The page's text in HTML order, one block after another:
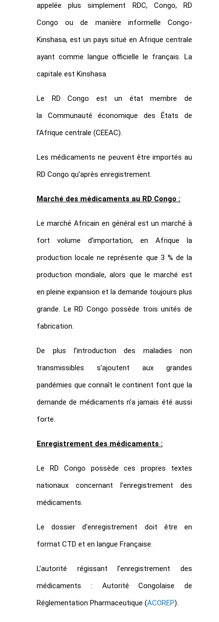
appelée plus simplement RDC, Congo, RD
Congo ou de manière informelle Congo-
Kinshasa, est un pays situé en Afrique centrale
ayant comme langue officielle le français. La
capitale est Kinshasa.
Le RD Congo est un état membre de
la Communauté économique des États de
l’Afrique centrale (CEEAC).
Les médicaments ne peuvent être importés au
RD Congo qu’après enregistrement.
Marché des médicaments au RD Congo :
Le marché Africain en général est un marché à
fort volume d’importation, en Afrique la
production locale ne représente que 3 % de la
production mondiale, alors que le marché est
en pleine expansion et la demande toujours plus
grande. Le RD Congo possède trois unités de
fabrication.
De plus l’introduction des maladies non
transmissibles s’ajoutent aux grandes
pandémies que connaît le continent font que la
demande de médicaments n’a jamais été aussi
forte.
Enregistrement des médicaments :
Le RD Congo possède ces propres textes
nationaux concernant l’enregistrement des
médicaments.
Le dossier d’enregistrement doit être en
format CTD et en langue Française.
L’autorité régissant l’enregistrement des
médicaments : Autorité Congolaise de
Réglementation Pharmaceutique (ACOREP).